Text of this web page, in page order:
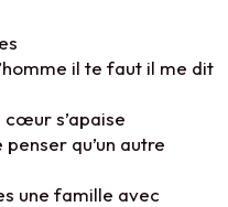
il te faut il me dit
s’apaise
qu’un autre
une famille avec